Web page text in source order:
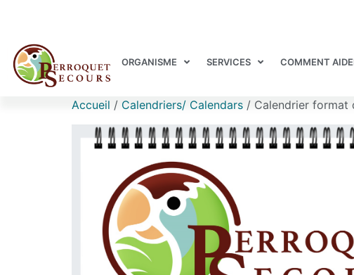
ORGANISME SERVICES COMMENT
Accueil / Calendriers/ Calendars / Calendrier format